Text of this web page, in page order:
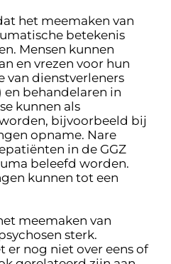
het meemaken van
betekenis
Mensen kunnen
en vrezen voor hun
van dienstverleners
behandelaren in
kunnen als
bijvoorbeeld bij
opname. Nare
in de GGZ
beleefd worden.
kunnen tot een
meemaken van
sterk.
er nog niet over eens of